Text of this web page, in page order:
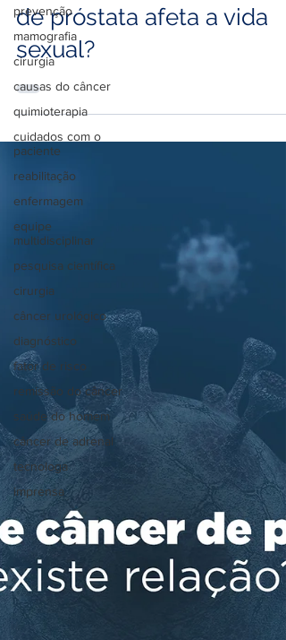
prevenção
mamografia
cirurgia
causas do câncer
quimioterapia
cuidados com o
paciente
reabilitação
enfermagem
equipe
multidisciplinar
pesquisa científica
cirurgia
câncer urológico
diagnóstico
fator de risco
remissão do câncer
saúde do homem
câncer de adrenal
tecnologa
imprensa
O tratamento de câncer
de próstata afeta a vida
sexual?